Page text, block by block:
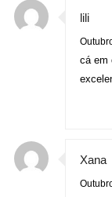
lili
cá em
Xana